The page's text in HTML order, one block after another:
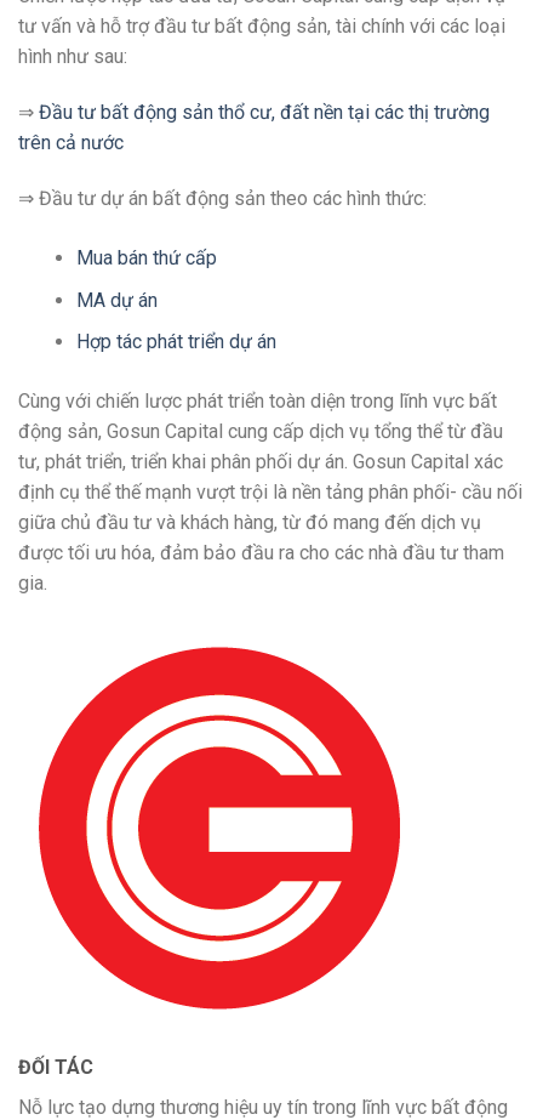
tư vấn và hỗ trợ đầu tư bất động sản, tài chính với các loại
hình như sau:
⇒ Đầu tư bất động sản thổ cư, đất nền tại các thị trường
trên cả nước
⇒ Đầu tư dự án bất động sản theo các hình thức:
Mua bán thứ cấp
MA dự án
Hợp tác phát triển dự án
Cùng với chiến lược phát triển toàn diện trong lĩnh vực bất
động sản, Gosun Capital cung cấp dịch vụ tổng thể từ đầu
tư, phát triển, triển khai phân phối dự án. Gosun Capital xác
định cụ thể thế mạnh vượt trội là nền tảng phân phối- cầu nối
giữa chủ đầu tư và khách hàng, từ đó mang đến dịch vụ
được tối ưu hóa, đảm bảo đầu ra cho các nhà đầu tư tham
gia.
ĐỐI TÁC
Nỗ lực tạo dựng thương hiệu uy tín trong lĩnh vực bất động